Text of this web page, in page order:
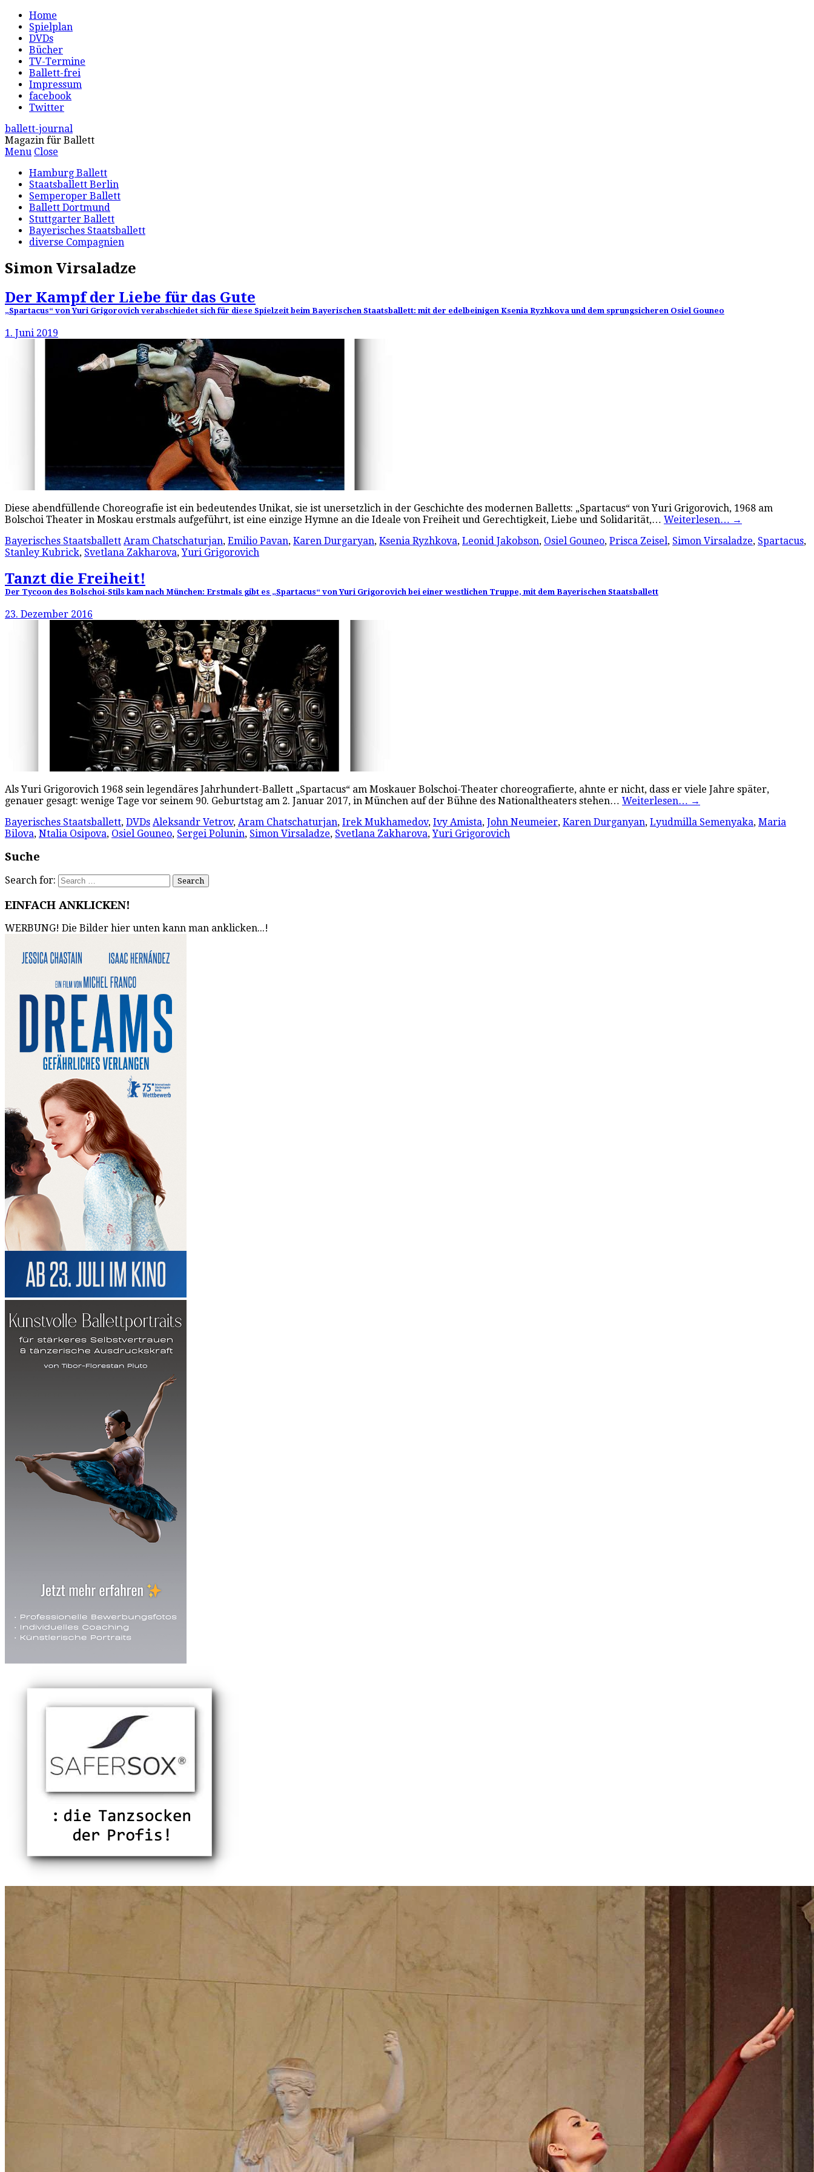
Home
Spielplan
DVDs
Bücher
TV-Termine
Ballett-frei
Impressum
facebook
Twitter
ballett-journal
Magazin für Ballett
Menu Close
Hamburg Ballett
Staatsballett Berlin
Semperoper Ballett
Ballett Dortmund
Stuttgarter Ballett
Bayerisches Staatsballett
diverse Compagnien
Simon Virsaladze
Der Kampf der Liebe für das Gute
„Spartacus“ von Yuri Grigorovich verabschiedet sich für diese Spielzeit beim Bayerischen Staatsballett: mit der edelbeinigen Ksenia Ryzhkova und dem sprungsicheren Osiel Gouneo
1. Juni 2019
Diese abendfüllende Choreografie ist ein bedeutendes Unikat, sie ist unersetzlich in der Geschichte des modernen Balletts: „Spartacus“ von Yuri Grigorovich, 1968 am
Bolschoi Theater in Moskau erstmals aufgeführt, ist eine einzige Hymne an die Ideale von Freiheit und Gerechtigkeit, Liebe und Solidarität,… Weiterlesen… →
Bayerisches Staatsballett Aram Chatschaturjan, Emilio Pavan, Karen Durgaryan, Ksenia Ryzhkova, Leonid Jakobson, Osiel Gouneo, Prisca Zeisel, Simon Virsaladze, Spartacus,
Stanley Kubrick, Svetlana Zakharova,Yuri Grigorovich
Tanzt die Freiheit!
Der Tycoon des Bolschoi-Stils kam nach München: Erstmals gibt es „Spartacus“ von Yuri Grigorovich bei einer westlichen Truppe, mit dem Bayerischen Staatsballett
23. Dezember 2016
Als Yuri Grigorovich 1968 sein legendäres Jahrhundert-Ballett „Spartacus“ am Moskauer Bolschoi-Theater choreografierte, ahnte er nicht, dass er viele Jahre später,
genauer gesagt: wenige Tage vor seinem 90. Geburtstag am 2. Januar 2017, in München auf der Bühne des Nationaltheaters stehen… Weiterlesen… →
Bayerisches Staatsballett, DVDs Aleksandr Vetrov, Aram Chatschaturjan, Irek Mukhamedov, Ivy Amista, John Neumeier, Karen Durganyan, Lyudmilla Semenyaka, Maria
Bilova, Ntalia Osipova, Osiel Gouneo, Sergei Polunin, Simon Virsaladze, Svetlana Zakharova,Yuri Grigorovich
Suche
Search for:
EINFACH ANKLICKEN!
WERBUNG! Die Bilder hier unten kann man anklicken...!